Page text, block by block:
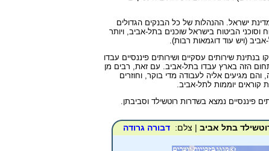
ישראל. ההנהלות של כל הבנקים הגדולים
הביטוח בישראל שוכנים בתל-אביב, ויותר
(ויש עוד דוגמאות רבות).
בנתינת שירותים עסקיים ושירותים פיננסיים עבדו
כל 100 אנשים שעסקו בתחום הזה בארץ עבדו בתל-אביב. עם זאת, רבים מן
מגיעים אליה לעבודה מדי בוקר, וחוזרים
יוממות לתל-אביב.
פיננסיים נמצא בשדרות רוטשילד וסביבתן.